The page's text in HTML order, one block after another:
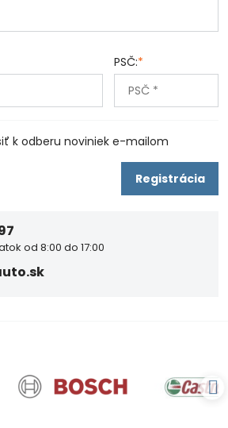
PSČ:*
k odberu noviniek e-mailom
Registrácia
od 8:00 do 17:00